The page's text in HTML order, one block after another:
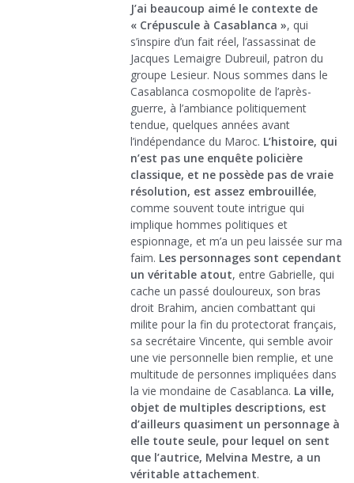
J’ai beaucoup aimé le contexte de
« Crépuscule à Casablanca », qui
s’inspire d’un fait réel, l’assassinat de
Jacques Lemaigre Dubreuil, patron du
groupe Lesieur. Nous sommes dans le
Casablanca cosmopolite de l’après-
guerre, à l’ambiance politiquement
tendue, quelques années avant
l’indépendance du Maroc. L’histoire, qui
n’est pas une enquête policière
classique, et ne possède pas de vraie
résolution, est assez embrouillée,
comme souvent toute intrigue qui
implique hommes politiques et
espionnage, et m’a un peu laissée sur ma
faim. Les personnages sont cependant
un véritable atout, entre Gabrielle, qui
cache un passé douloureux, son bras
droit Brahim, ancien combattant qui
milite pour la fin du protectorat français,
sa secrétaire Vincente, qui semble avoir
une vie personnelle bien remplie, et une
multitude de personnes impliquées dans
la vie mondaine de Casablanca. La ville,
objet de multiples descriptions, est
d’ailleurs quasiment un personnage à
elle toute seule, pour lequel on sent
que l’autrice, Melvina Mestre, a un
véritable attachement.